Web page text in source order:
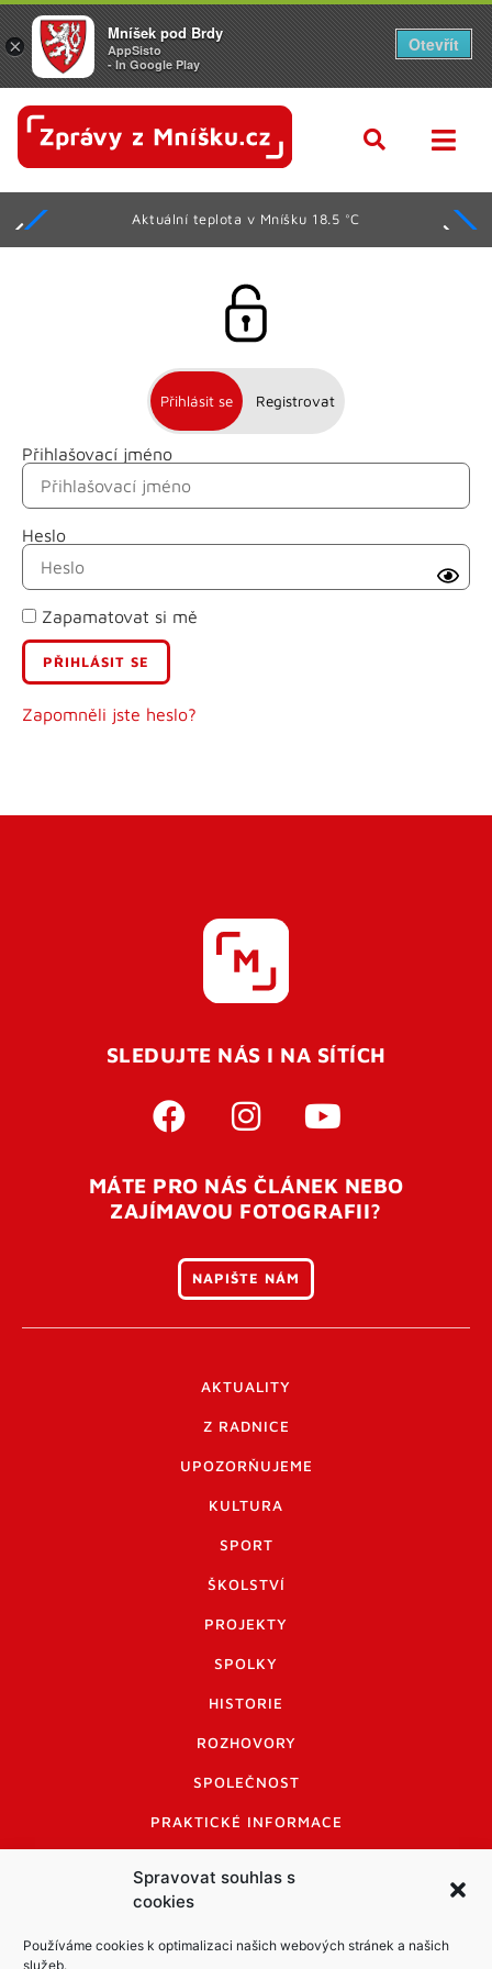
Spravovat souhlas s
cookies
Používáme cookies k optimalizaci našich webových stránek a našich
služeb.
Aktuální teplota v Mníšku 18.5 °C
Přihlásit se Registrovat
Přihlašovací jméno
Heslo
Zapamatovat si mě
Zapomněli jste heslo?
Jméno
Příjmení
E-mail
Uživatelské jméno
Pro úspěšné dokončení registrace je potřeba
vaší e-mailovouadresu. Po úspěšném odeslání
otevření tohoto odkazu se váš účet ověří a můžete se
přihlásit. Nezapomeňte zkontrolovat složku SPAM ve
SLEDUJTE NÁS I NA SÍTÍCH
MÁTE PRO NÁS ČLÁNEK NEBO
ZAJÍMAVOU FOTOGRAFII?
NAPIŠTE NÁM
AKTUALITY
Z RADNICE
UPOZORŇUJEME
KULTURA
SPORT
ŠKOLSTVÍ
PROJEKTY
SPOLKY
HISTORIE
ROZHOVORY
SPOLEČNOST
PRAKTICKÉ INFORMACE
INFORMACE A KODEX DISKUTUJÍCÍCH
LOGO A LOGO MANUÁL
×
Mníšek pod Brdy
AppSisto
- In Google Play
Otevřít